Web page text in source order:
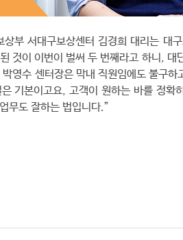
부 서대구보상센터 김경희 대리는 대
것이 이번이 벌써 두 번째라고 하니, 대
영수 센터장은 막내 직원임에도 불구하
기본이고요, 고객이 원하는 바를 정확
무도 잘하는 법입니다.”